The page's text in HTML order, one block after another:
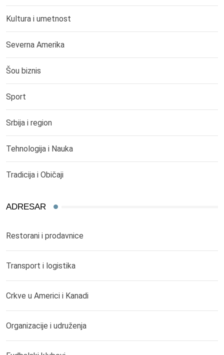
Kultura i umetnost
Severna Amerika
Šou biznis
Sport
Srbija i region
Tehnologija i Nauka
Tradicija i Običaji
ADRESAR
Restorani i prodavnice
Transport i logistika
Crkve u Americi i Kanadi
Organizacije i udruženja